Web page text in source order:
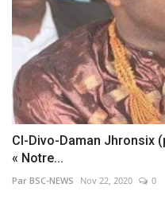
CI-Divo-Daman Jhronsix
« Notre...
Par BSC-NEWS Nov 22, 2020 0